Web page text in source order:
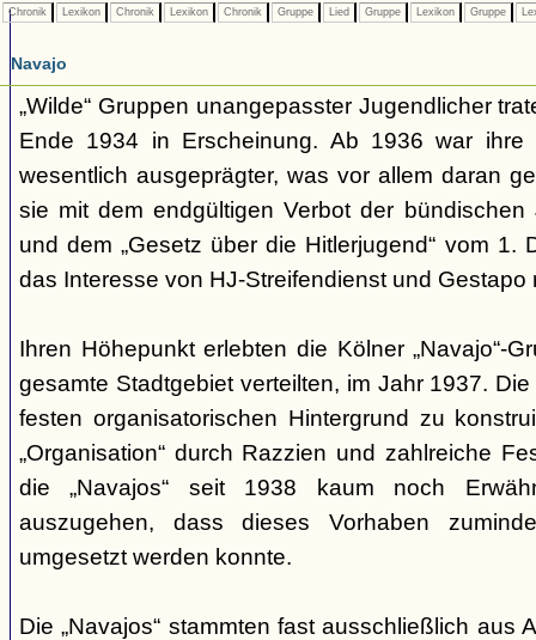
Chronik Lexikon Chronik Lexikon Chronik Gruppe Lied Gruppe Lexikon Gruppe
Navajo
„Wilde“ Gruppen unangepasster Jugendlicher
Ende 1934 in Erscheinung. Ab 1936 war ihre
wesentlich ausgeprägter, was vor allem daran
sie mit dem endgültigen Verbot der
und dem „Gesetz über die Hitlerjugend“ vom 1.
das Interesse von HJ-Streifendienst und Gestapo
Ihren Höhepunkt erlebten die Kölner „Navajo“-
gesamte Stadtgebiet verteilten, im Jahr 1937.
festen organisatorischen Hintergrund zu
„Organisation“ durch Razzien und zahlreiche
die „Navajos“ seit 1938 kaum noch
auszugehen, dass dieses Vorhaben
umgesetzt werden konnte.
Die „Navajos“ stammten fast ausschließlich aus